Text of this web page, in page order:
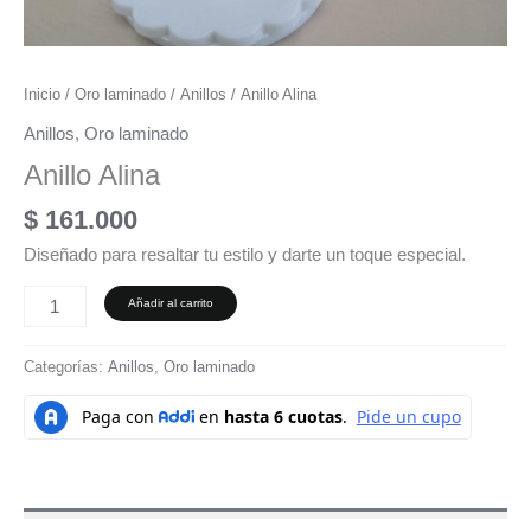
Inicio / Oro laminado / Anillos / Anillo Alina
Anillos, Oro laminado
Anillo Alina
$ 161.000
Diseñado para resaltar tu estilo y darte un toque especial.
Añadir al carrito
Categorías: Anillos, Oro laminado